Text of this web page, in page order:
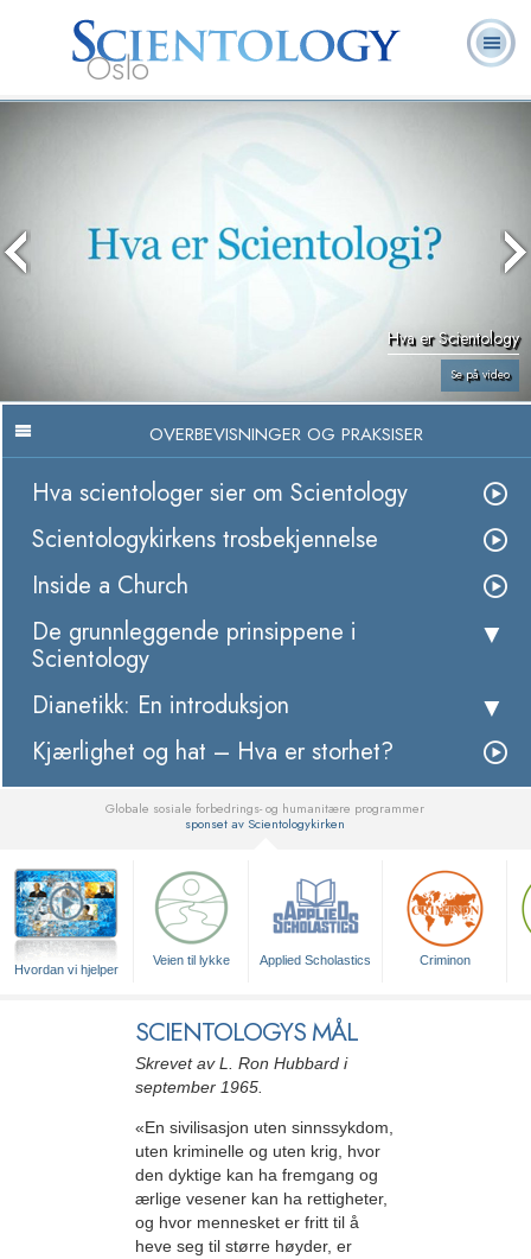
Oslo
prester
Hva er Scientology
Se på video
OVERBEVISNINGER OG PRAKSISER
Hva scientologer sier om Scientology
Scientologykirkens trosbekjennelse
Inside a Church
De grunnleggende prinsippene i
Scientology
Dianetikk: En introduksjon
Kjærlighet og hat – Hva er storhet?
Globale sosiale forbedrings- og humanitære programmer
sponset av Scientologykirken
Hvordan vi hjelper
Veien til lykke Applied Scholastics Criminon
SCIENTOLOGYS MÅL
Skrevet av L. Ron Hubbard i
september 1965.
«En sivilisasjon uten sinnssykdom,
uten kriminelle og uten krig, hvor
den dyktige kan ha fremgang og
ærlige vesener kan ha rettigheter,
og hvor mennesket er fritt til å
heve seg til større høyder, er